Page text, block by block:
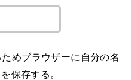
めブラウザーに自分の名
保存する。